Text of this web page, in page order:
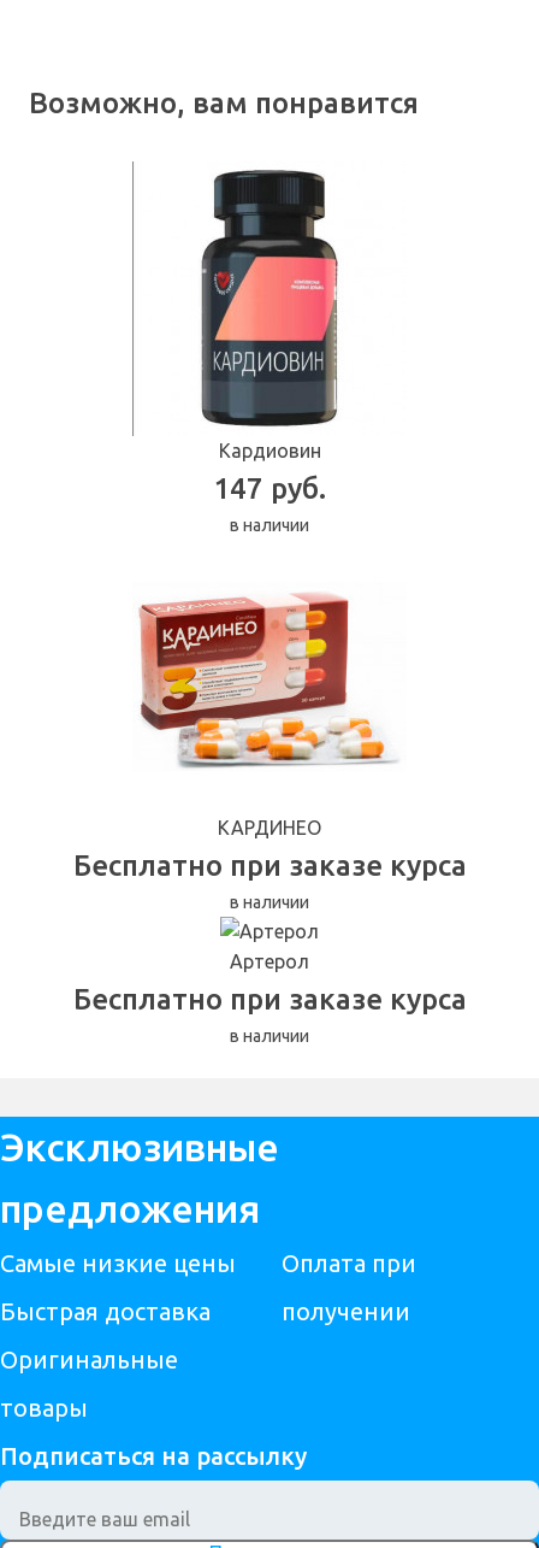
Возможно, вам понравится
Кардиовин
147 руб.
в наличии
КАРДИНЕО
Бесплатно при заказе курса
в наличии
Артерол
Бесплатно при заказе курса
в наличии
Эксклюзивные
предложения
Самые низкие цены
Быстрая доставка
Оригинальные
товары
Оплата при
получении
Подписаться на рассылку